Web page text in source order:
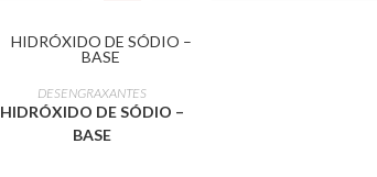
LEIA MAIS
DESENGRAXANTES
HIDRÓXIDO DE SÓDIO –
BASE